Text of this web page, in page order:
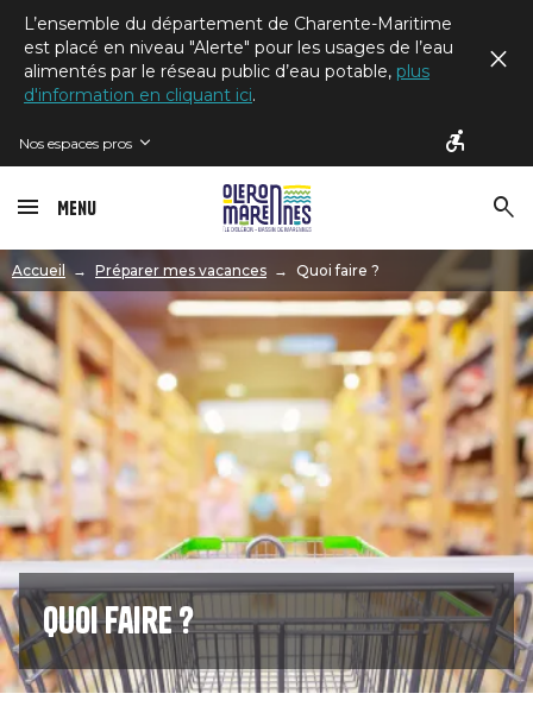
L’ensemble du département de Charente-Maritime
est placé en niveau "Alerte" pour les usages de l’eau
alimentés par le réseau public d’eau potable, plus
d'information en cliquant ici.
Nos espaces pros
Menu
Accueil Préparer mes vacances Quoi faire ?
Image
Quoi faire ?